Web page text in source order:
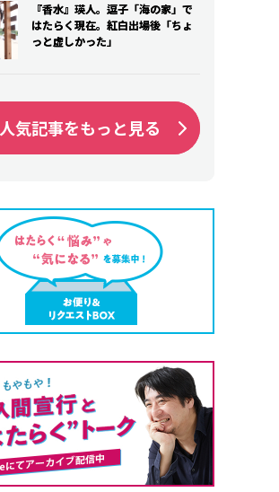
『香水』瑛人。逗子「海の家」で
はたらく現在。紅白出場後「ちょ
っと虚しかった」
人気記事をもっと見る
『香水』瑛人。逗子「海の家」で
はたらく現在。紅白出場後「ちょ
っと虚しかった」
人気記事をもっと見る